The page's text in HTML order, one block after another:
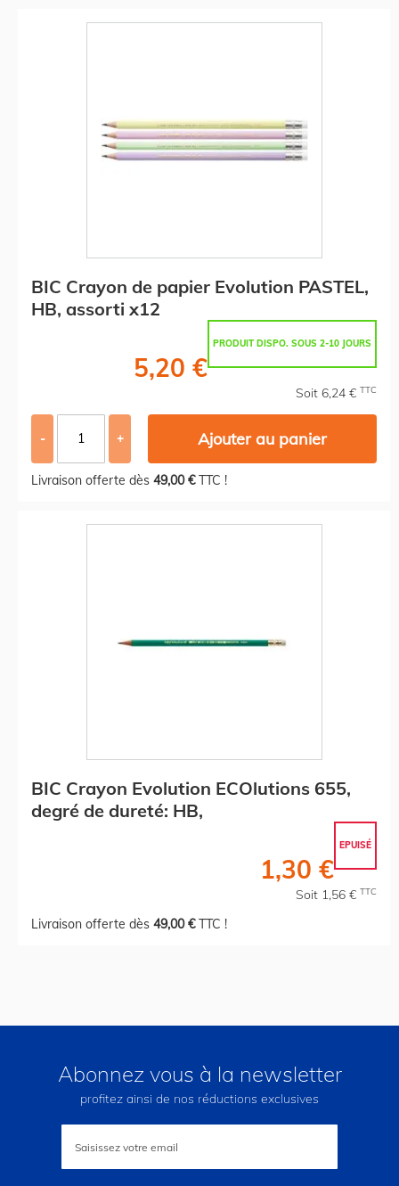
BIC Crayon de papier Evolution PASTEL,
HB, assorti x12
PRODUIT DISPO. SOUS 2-10 JOURS
5,20 €
Soit 6,24 € TTC
- + Ajouter au panier
Livraison offerte dès 49,00 €TTC !
BIC Crayon Evolution ECOlutions 655,
degré de dureté: HB,
EPUISÉ
1,30 €
Soit 1,56 € TTC
Livraison offerte dès 49,00 €TTC !
Abonnez vous à la newsletter
profitez ainsi de nos réductions exclusives
lettre